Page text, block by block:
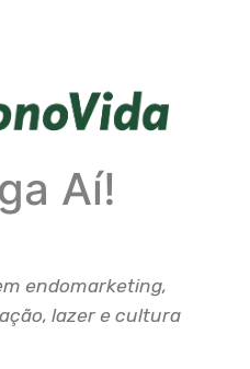
Aí!
endomarketing,
lazer e cultura